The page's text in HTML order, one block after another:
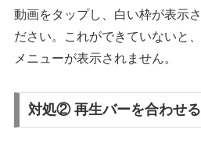
動画をタップし、白い枠が表示
ださい。これができていないと
メニューが表示されません。
対処② 再生バーを合わせる